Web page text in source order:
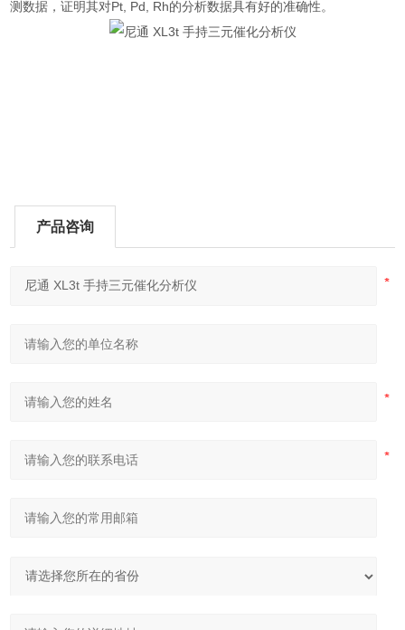
测数据，证明其对Pt, Pd, Rh的分析数据具有好的准确性。
产品咨询